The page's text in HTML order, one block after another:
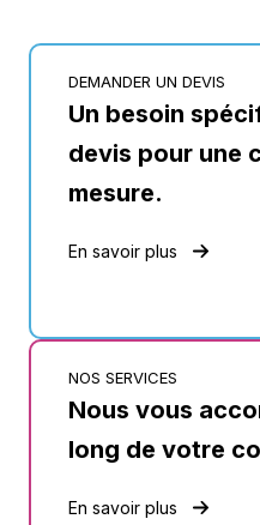
DEMANDER UN DEVIS
Un besoin
devis pour une
mesure.
En savoir plus
NOS SERVICES
Nous vous
long de votre
En savoir plus